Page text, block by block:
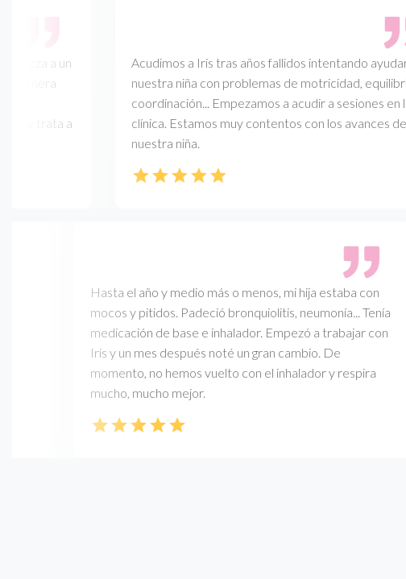
a un
y trata a
Acudimos a Iris tras años fallidos intentando ayudar a
nuestra niña con problemas de motricidad, equilibrio,
coordinación... Empezamos a acudir a sesiones en la
clínica. Estamos muy contentos con los avances de
nuestra niña.
Hasta el año y medio más o menos, mi hija estaba con
mocos y pitidos. Padeció bronquiolitis, neumonía... Tenía
medicación de base e inhalador. Empezó a trabajar con
Iris y un mes después noté un gran cambio. De
momento, no hemos vuelto con el inhalador y respira
mucho, mucho mejor.